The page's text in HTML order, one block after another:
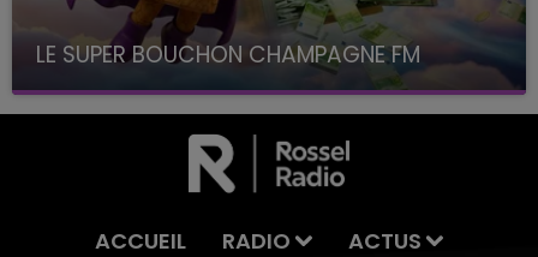
LE SUPER BOUCHON CHAMPAGNE FM
avec La Famille Champagne FM, à 8H10
ACCUEIL RADIO
ACTUS